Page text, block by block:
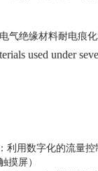
气绝缘材料耐电痕
used under
：利用数字化的流量
摸屏）